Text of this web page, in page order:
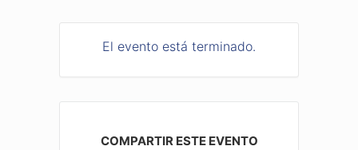
El evento está terminado.
COMPARTIR ESTE EVENTO